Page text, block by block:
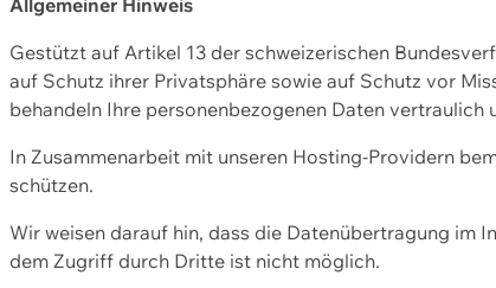
Gestützt auf Artikel 13 der schweizerischen
auf Schutz ihrer Privatsphäre sowie auf Schutz vor
behandeln Ihre personenbezogenen Daten
In Zusammenarbeit mit unseren Hosting-Providern
schützen.
Wir weisen darauf hin, dass die Datenübertragung im
dem Zugriff durch Dritte ist nicht möglich.